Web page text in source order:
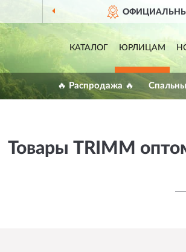
КАТАЛОГ ЮРЛИЦАМ
🔥 Распродажа 🔥
Товары TRIMM